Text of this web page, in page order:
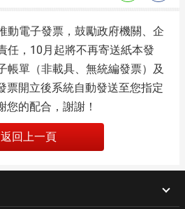
動電子發票，鼓勵政府機關、企
任，10月起將不再寄送紙本發
帳單（非載具、無統編發票）及
票開立後系統自動發送至您指定
的配合，謝謝！
返回上一頁